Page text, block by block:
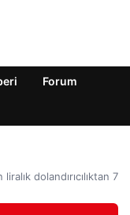
Forum
dolandırıcılıktan 7